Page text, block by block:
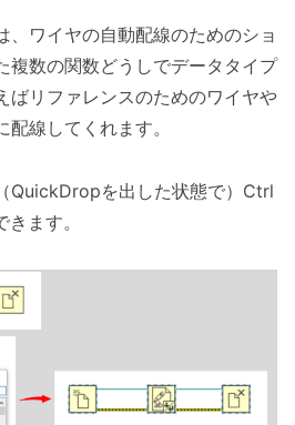
、ワイヤの自動配線のためのショ
複数の関数どうしでデータタイプ
ばリファレンスのためのワイヤや
線してくれます。
QuickDropを出した状態で）Ctrl
ます。